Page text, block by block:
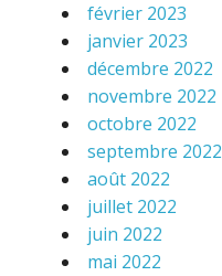
février 2023
janvier 2023
décembre 2022
novembre 2022
octobre 2022
septembre 2022
août 2022
juillet 2022
juin 2022
mai 2022